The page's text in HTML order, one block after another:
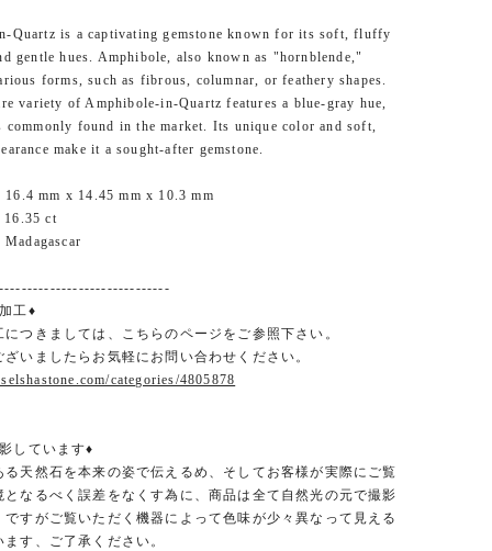
Quartz is a captivating gemstone known for its soft, fluffy
gentle hues. Amphibole, also known as "hornblende,"
forms, such as fibrous, columnar, or feathery shapes.
variety of Amphibole-in-Quartz features a blue-gray hue,
commonly found in the market. Its unique color and soft,
make it a sought-after gemstone.
16.4 mm x 14.45 mm x 10.3 mm
16.35 ct
工♦
につきましては、こちらのページをご参照下さい。
いましたらお気軽にお問い合わせください。
categories/4805878
しています♦
る天然石を本来の姿で伝えるめ、そしてお客様が実際にご覧
となるべく誤差をなくす為に、商品は全て自然光の元で撮影
ですがご覧いただく機器によって色味が少々異なって見える
す、ご了承ください。